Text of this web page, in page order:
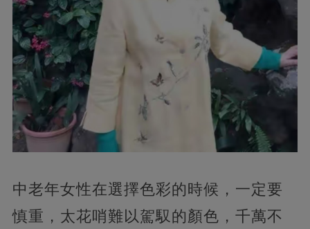
中老年女性在選擇色彩的時候，一定要
慎重，太花哨難以駕馭的顏色，千萬不